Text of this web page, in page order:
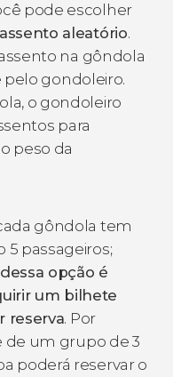
pode escolher
aleatório.
na gôndola
pelo gondoleiro.
o gondoleiro
para
peso da
gôndola tem
5 passageiros;
opção é
um bilhete
reserva. Por
de um grupo de 3
poderá reservar o